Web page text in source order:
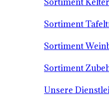
Sortiment
Sortiment
Sortiment
Unsere